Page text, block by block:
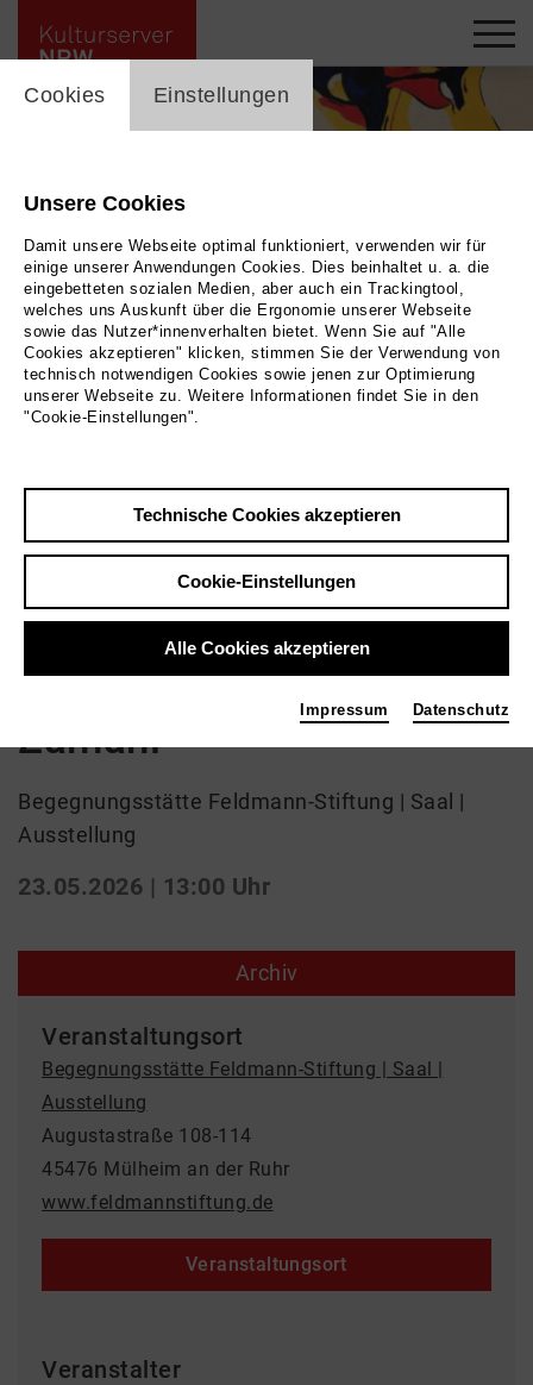
Übersicht
Ausstellung | Kunst
Ausstellung
"Farbenzauber" Nasim
Zamani
Begegnungsstätte Feldmann-Stiftung | Saal |
Ausstellung
23.05.2026 | 13:00 Uhr
Archiv
Veranstaltungsort
Begegnungsstätte Feldmann-Stiftung | Saal |
Ausstellung
Augustastraße 108-114
45476 Mülheim an der Ruhr
www.feldmannstiftung.de
Veranstaltungsort
Veranstalter
cookie_layer
Cookies Einstellungen
Unsere Cookies
Damit unsere Webseite optimal funktioniert, verwenden wir für
einige unserer Anwendungen Cookies. Dies beinhaltet u. a. die
eingebetteten sozialen Medien, aber auch ein Trackingtool,
welches uns Auskunft über die Ergonomie unserer Webseite
sowie das Nutzer*innenverhalten bietet. Wenn Sie auf "Alle
Cookies akzeptieren" klicken, stimmen Sie der Verwendung von
technisch notwendigen Cookies sowie jenen zur Optimierung
unserer Webseite zu. Weitere Informationen findet Sie in den
"Cookie-Einstellungen".
Technische Cookies akzeptieren
Cookie-Einstellungen
Alle Cookies akzeptieren
Impressum Datenschutz